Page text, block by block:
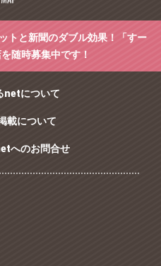
トと新聞のダブル効果！「すー
随時募集中です！
netについて
載について
へのお問合せ